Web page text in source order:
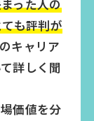
った人の
も評判が
キャリア
詳しく聞
価値を分